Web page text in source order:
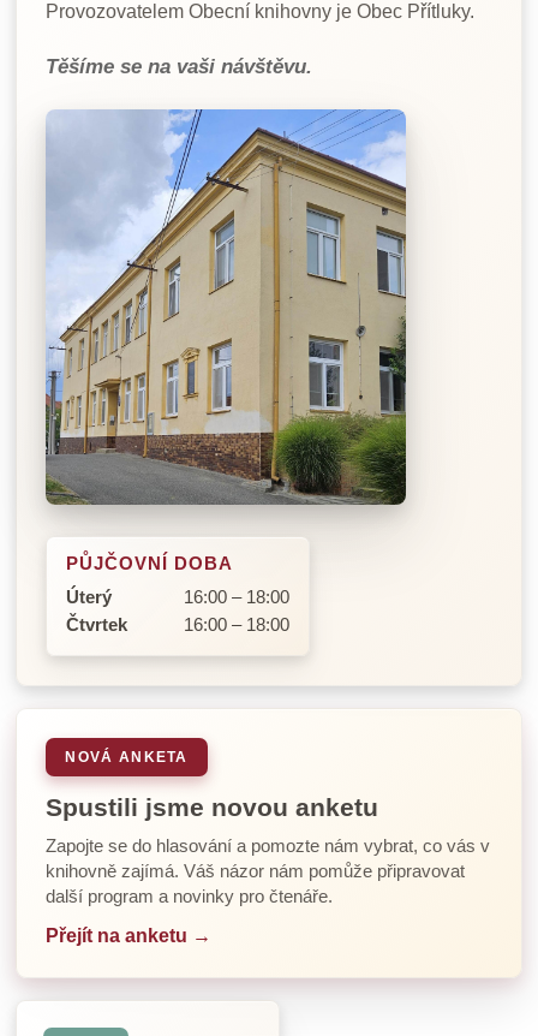
Provozovatelem Obecní knihovny je Obec Přítluky.
Těšíme se na vaši návštěvu.
PŮJČOVNÍ DOBA
Úterý
16:00 – 18:00
Čtvrtek
16:00 – 18:00
NOVÁ ANKETA
Spustili jsme novou anketu
Zapojte se do hlasování a pomozte nám vybrat, co vás v
knihovně zajímá. Váš názor nám pomůže připravovat
další program a novinky pro čtenáře.
Přejít na anketu →